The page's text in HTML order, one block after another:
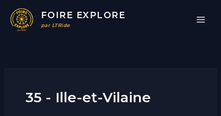
contenu
FOIRE EXPLORE
par LTRide
35 - Ille-et-Vilaine